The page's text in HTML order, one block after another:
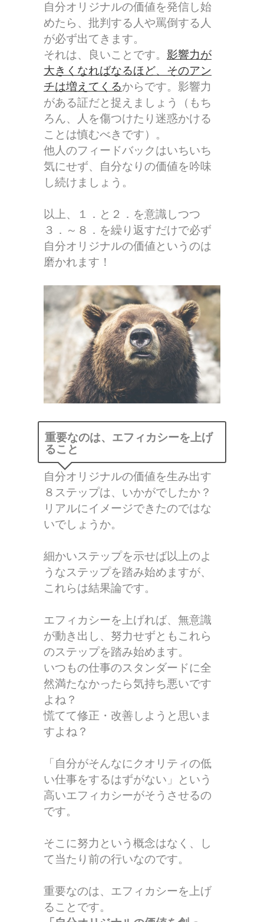
自分オリジナルの価値を発信し始
めたら、批判する人や罵倒する人
が必ず出てきます。
それは、良いことです。 影響力が
大きくなればなるほど、そのアン
チは増えてくるからです。影響力
がある証だと捉えましょう（もち
ろん、人を傷つけたり迷惑かける
ことは慎むべきです）。
他人のフィードバックはいちいち
気にせず、自分なりの価値を吟味
し続けましょう。
以上、１．と２．を意識しつつ
３．～８．を繰り返すだけで必ず
自分オリジナルの価値というのは
磨かれます！
重要なのは、エフィカシーを上げ
ること
自分オリジナルの価値を生み出す
８ステップは、いかがでしたか？
リアルにイメージできたのではな
いでしょうか。
細かいステップを示せば以上のよ
うなステップを踏み始めますが、
これらは結果論です。
エフィカシーを上げれば、無意識
が動き出し、努力せずともこれら
のステップを踏み始めます。
いつもの仕事のスタンダードに全
然満たなかったら気持ち悪いです
よね？
慌てて修正・改善しようと思いま
すよね？
「自分がそんなにクオリティの低
い仕事をするはずがない」という
高いエフィカシーがそうさせるの
です。
そこに努力という概念はなく、し
て当たり前の行いなのです。
重要なのは、エフィカシーを上げ
ることです。